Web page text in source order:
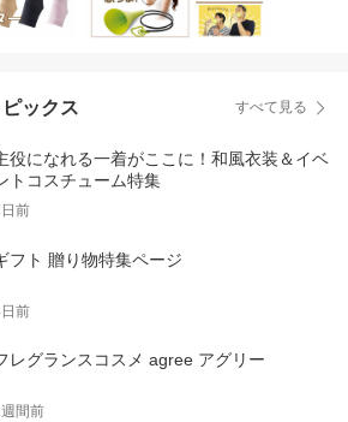
ックス すべて見る
役になれる一着がここに！和風衣装＆イベ
トコスチューム特集
前
フト 贈り物特集ページ
前
レグランスコスメ agree アグリー
間前